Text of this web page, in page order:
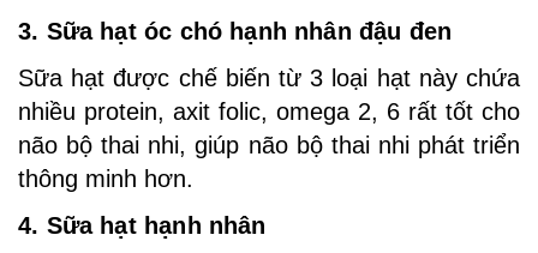
3. Sữa hạt óc chó hạnh nhân đậu đen
Sữa hạt được chế biến từ 3 loại hạt này chứa
nhiều protein, axit folic, omega 2, 6 rất tốt cho
não bộ thai nhi, giúp não bộ thai nhi phát triển
thông minh hơn.
4. Sữa hạt hạnh nhân